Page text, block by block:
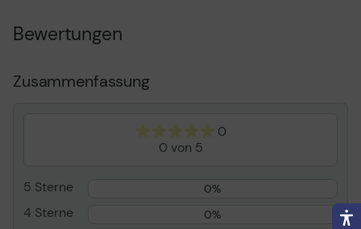
Kabeleigenschaften
Länge
Anschluss/Anschlüsse
1 x 9-polig USB Typ A -
weiblich
Produktzertifizierungen
Farbe
Schwarz
Bewertungen
Zusammenfassung
0
0 von 5
5 Sterne 0%
4 Sterne 0%